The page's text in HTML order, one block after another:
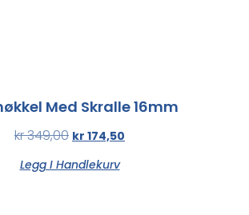
Med Skralle 16mm
kr349,00 kr 174,50
Legg I Handlekurv